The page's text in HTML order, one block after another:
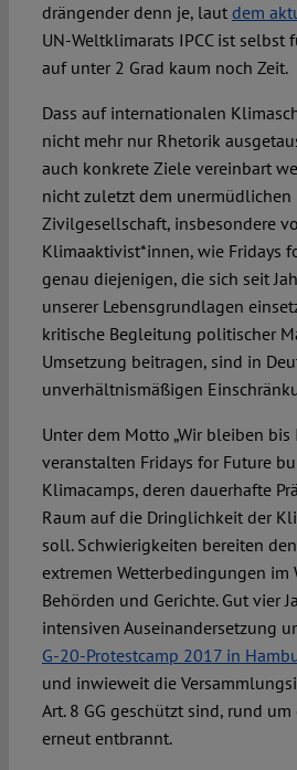
drängender denn je, laut dem
UN-Weltklimarats IPCC ist selbst
auf unter 2 Grad kaum noch Zeit.
Dass auf internationalen
nicht mehr nur Rhetorik
auch konkrete Ziele vereinbart
nicht zuletzt dem unermüdlichen
Zivilgesellschaft, insbesondere
Klimaaktivist*innen, wie Fridays
genau diejenigen, die sich seit
unserer Lebensgrundlagen
kritische Begleitung politischer
Umsetzung beitragen, sind in
unverhältnismäßigen
Unter dem Motto „Wir bleiben bis
veranstalten Fridays for Future
Klimacamps, deren dauerhafte
Raum auf die Dringlichkeit der
soll. Schwierigkeiten bereiten
extremen Wetterbedingungen im
Behörden und Gerichte. Gut vier
intensiven Auseinandersetzung
G-20-Protestcamp 2017 in
und inwieweit die
Art. 8 GG geschützt sind, rund
erneut entbrannt.